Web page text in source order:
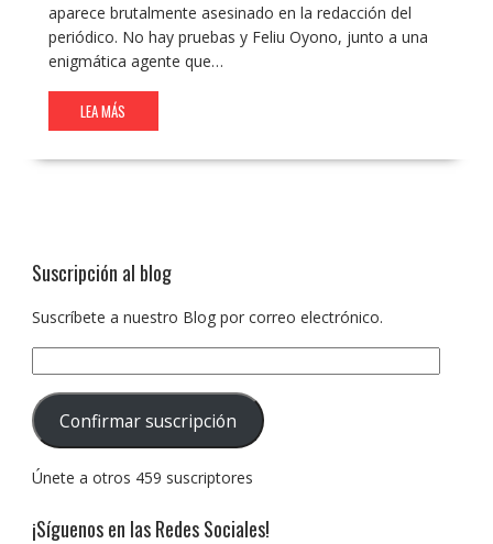
aparece brutalmente asesinado en la redacción del
periódico. No hay pruebas y Feliu Oyono, junto a una
enigmática agente que…
LEA MÁS
Suscripción al blog
Suscríbete a nuestro Blog por correo electrónico.
de
correo
electrónico:
Confirmar suscripción
Únete a otros 459 suscriptores
¡Síguenos en las Redes Sociales!